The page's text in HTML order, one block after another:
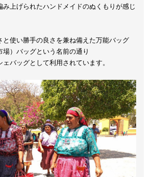
み上げられたハンドメイドのぬくもりが感じ
と使い勝手の良さを兼ね備えた万能バッグ
）バッグという名前の通り
ェバッグとして利用されています。